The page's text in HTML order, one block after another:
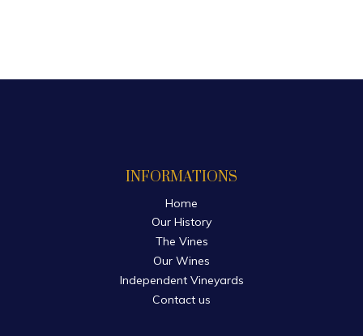
INFORMATIONS
Home
Our History
The Vines
Our Wines
Independent Vineyards
Contact us